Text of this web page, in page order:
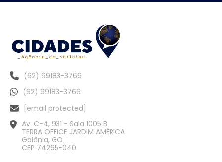
(62) 99183-3766
(62) 99183-3766
[email protected]
Av. C-4, 931 - Sala 1005 B
TERRA OFFICE JARDIM AMÉRICA
Goiânia, GO
CEP 74265-040